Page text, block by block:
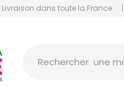
Livraison dans toute la France |
Rechercher